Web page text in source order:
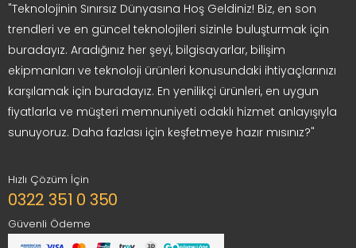
"Teknolojinin Sınırsız Dünyasına Hoş Geldiniz! Biz, en son
trendleri ve en güncel teknolojileri sizinle buluşturmak için
buradayız. Aradığınız her şeyi, bilgisayarlar, bilişim
ekipmanları ve teknoloji ürünleri konusundaki ihtiyaçlarınızı
karşılamak için buradayız. En yenilikçi ürünleri, en uygun
fiyatlarla ve müşteri memnuniyeti odaklı hizmet anlayışıyla
sunuyoruz. Daha fazlası için keşfetmeye hazır mısınız?"
Hızlı Çözüm İçin
0322 351 0 350
Güvenli Ödeme